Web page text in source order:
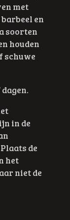
met
en
soorten
houden
schuwe
dagen.
in de
de
het
niet de